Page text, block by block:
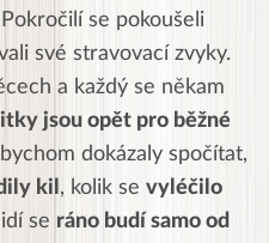
se pokoušeli
své stravovací zvyky.
a každý se někam
jsou opět pro běžné
dokázaly spočítat,
kil , kolik se vyléčilo
se ráno budí samo od